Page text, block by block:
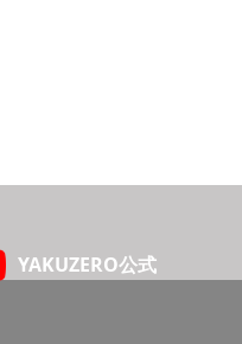
YAKUZERO公式